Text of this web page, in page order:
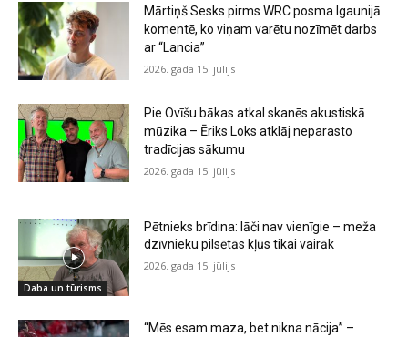
Mārtiņš Sesks pirms WRC posma Igaunijā
komentē, ko viņam varētu nozīmēt darbs
ar “Lancia”
2026. gada 15. jūlijs
Pie Ovīšu bākas atkal skanēs akustiskā
mūzika – Ēriks Loks atklāj neparasto
tradīcijas sākumu
2026. gada 15. jūlijs
Daba un tūrisms
Pētnieks brīdina: lāči nav vienīgie – meža
dzīvnieku pilsētās kļūs tikai vairāk
2026. gada 15. jūlijs
“Mēs esam maza, bet nikna nācija” –